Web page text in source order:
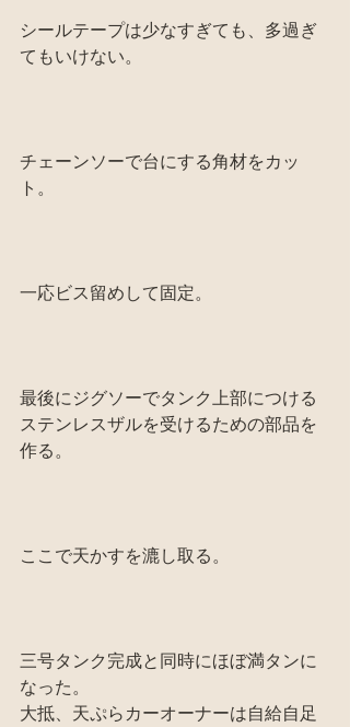
シールテープは少なすぎても、多過ぎ
てもいけない。
チェーンソーで台にする角材をカッ
ト。
一応ビス留めして固定。
最後にジグソーでタンク上部につける
ステンレスザルを受けるための部品を
作る。
ここで天かすを漉し取る。
三号タンク完成と同時にほぼ満タンに
なった。
大抵、天ぷらカーオーナーは自給自足